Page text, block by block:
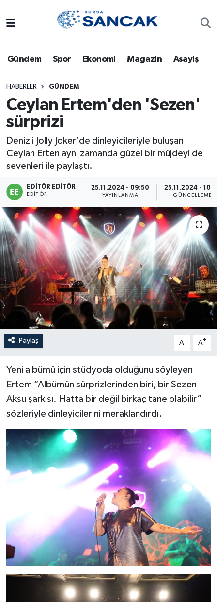
Gündem Spor Ekonomi Magazin Asayiş
HABERLER GÜNDEM
Ceylan Ertem'den 'Sezen'
sürprizi
Denizli Jolly Joker‘de dinleyicileriyle buluşan
Ceylan Erten aynı zamanda güzel bir müjdeyi de
sevenleri ile paylaştı.
EDITÖR EDITÖR
EDITÖR
25.11.2024 - 09:50
YAYINLANMA
25.11.2024 -
GÜNCELLEME
Paylaş A- A+
Yeni albümü için stüdyoda olduğunu söyleyen
Ertem “Albümün sürprizlerinden biri, bir Sezen
Aksu şarkısı. Hatta bir değil birkaç tane olabilir”
sözleriyle dinleyicilerini meraklandırdı.
Bursa
Dünya
Eğitim
Ekonomi
Genel
Gündem
Magazin
Sağlık
Siyaset
Spor
Türkiye
Trafik Durumu
Süper Lig Puan Durumu ve Fikstür
Tüm Manşetler
Son Dakika Haberleri
Haber Arşivi